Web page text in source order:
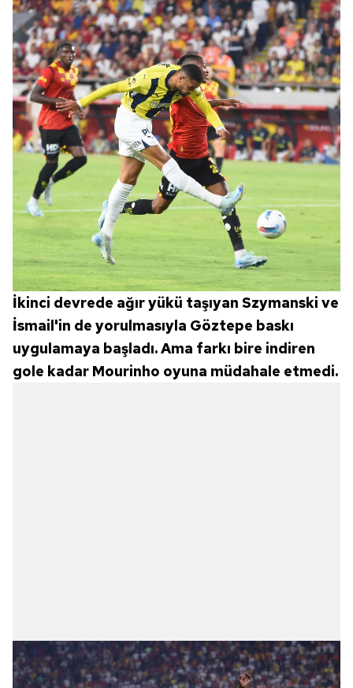
İkinci devrede ağır yükü taşıyan Szymanski ve
İsmail'in de yorulmasıyla Göztepe baskı
uygulamaya başladı. Ama farkı bire indiren
gole kadar Mourinho oyuna müdahale etmedi.